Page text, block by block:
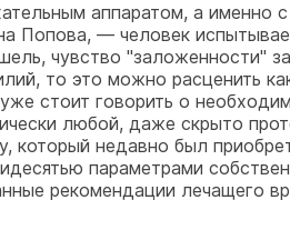
аппаратом, а именно
Попова, — человек
чувство "заложенности"
то это можно расценить
стоит говорить о
любой, даже скрыто
который недавно был
параметрами
рекомендации лечащего